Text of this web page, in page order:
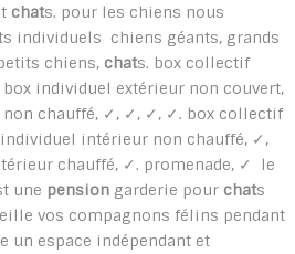
chats. pour les chiens nous
individuels chiens géants, grands
chiens, chats. box collectif
individuel extérieur non couvert,
chauffé, ✓, ✓, ✓, ✓. box collectif
intérieur non chauffé, ✓,
chauffé, ✓. promenade, ✓ le
une pensiongarderie pour chats
vos compagnons félins pendant
un espace indépendant et